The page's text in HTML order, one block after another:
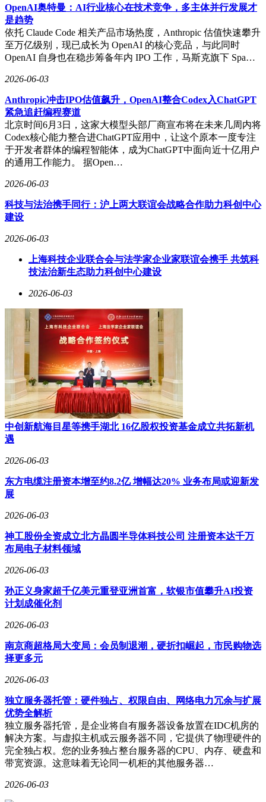
OpenAI奥特曼：AI行业核心在技术竞争，多主体并行发展才
是趋势
依托 Claude Code 相关产品市场热度，Anthropic 估值快速攀升
至万亿级别，现已成长为 OpenAI 的核心竞品，与此同时
OpenAI 自身也在稳步筹备年内 IPO 工作，马斯克旗下 Spa…
2026-06-03
Anthropic冲击IPO估值飙升，OpenAI整合Codex入ChatGPT
紧急追赶编程赛道
北京时间6月3日，这家大模型头部厂商宣布将在未来几周内将
Codex核心能力整合进ChatGPT应用中，让这个原本一度专注
于开发者群体的编程智能体，成为ChatGPT中面向近十亿用户
的通用工作能力。 据Open…
2026-06-03
科技与法治携手同行：沪上两大联谊会战略合作助力科创中心
建设
2026-06-03
上海科技企业联合会与法学家企业家联谊会携手 共筑科
技法治新生态助力科创中心建设
2026-06-03
中创新航海目星等携手湖北 16亿股权投资基金成立共拓新机
遇
2026-06-03
东方电缆注册资本增至约8.2亿 增幅达20% 业务布局或迎新发
展
2026-06-03
神工股份全资成立北方晶圆半导体科技公司 注册资本达千万
布局电子材料领域
2026-06-03
孙正义身家超千亿美元重登亚洲首富，软银市值攀升AI投资
计划成催化剂
2026-06-03
南京商超格局大变局：会员制退潮，硬折扣崛起，市民购物选
择更多元
2026-06-03
独立服务器托管：硬件独占、权限自由、网络电力冗余与扩展
优势全解析
独立服务器托管，是企业将自有服务器设备放置在IDC机房的
解决方案。与虚拟主机或云服务器不同，它提供了物理硬件的
完全独占权。您的业务独占整台服务器的CPU、内存、硬盘和
带宽资源。这意味着无论同一机柜的其他服务器…
2026-06-03